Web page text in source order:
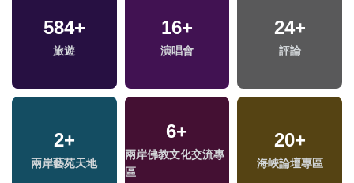
584+
旅遊
16+
演唱會
24+
評論
2+
兩岸藝苑天地
6+
兩岸佛教文化交流專
區
20+
海峽論壇專區